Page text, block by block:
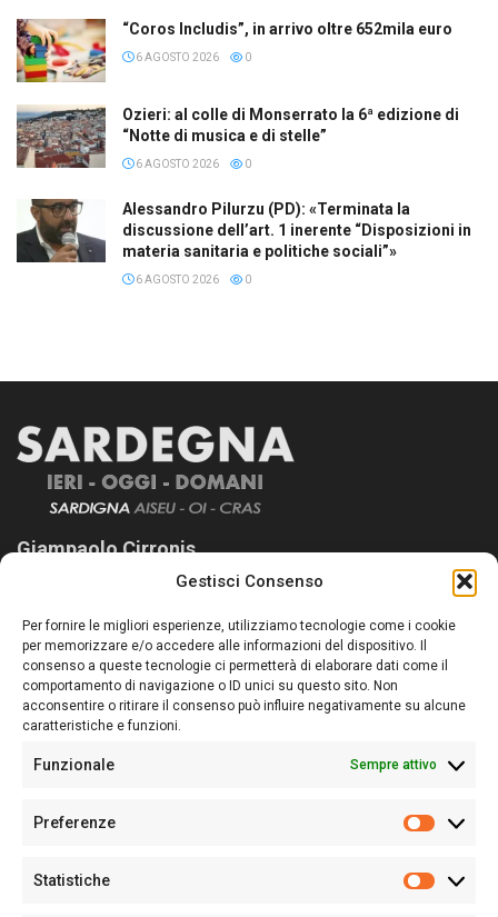
Gestisci Consenso
Per fornire le migliori esperienze, utilizziamo tecnologie come i cookie
per memorizzare e/o accedere alle informazioni del dispositivo. Il
consenso a queste tecnologie ci permetterà di elaborare dati come il
comportamento di navigazione o ID unici su questo sito. Non
acconsentire o ritirare il consenso può influire negativamente su alcune
caratteristiche e funzioni.
Funzionale Sempre attivo
Preferenze
Statistiche
“Coros Includis”, in arrivo oltre 652mila euro
6 AGOSTO 2026 0
Ozieri: al colle di Monserrato la 6ª edizione di
“Notte di musica e di stelle”
6 AGOSTO 2026 0
Alessandro Pilurzu (PD): «Terminata la
discussione dell’art. 1 inerente “Disposizioni in
materia sanitaria e politiche sociali”»
6 AGOSTO 2026 0
Giampaolo Cirronis
Sardegna Ieri-Oggi-Domani nasce per informare “liberamente” i
lettori su quanto accade in Sardegna, con un occhio rivolto al
nostro passato e, soprattutto, al nostro futuro
Follow Us
Sede:Via Cristoforo Colombo 09013 Carbonia
Partita IVA02270380922